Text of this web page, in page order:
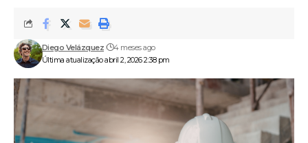
Última atualização abril 2, 2026 2:38 pm
Diego Velázquez 4 meses ago